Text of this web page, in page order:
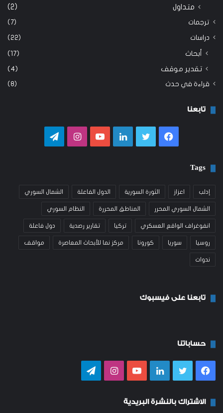
متداول
(2)
ترجمات (7)
دراسات (22)
أبحاث (17)
تقدير موقف (4)
قراءة في حدث (8)
تابعنا
فيسبوكتويتر لينكدإنيوتيوبانستقرامتيلقرام
Tags
إدلب اعزاز الثورة السورية الدول الفاعلة الشمال السوري
الشمال السوري المحرر المناطق المحررة النظام السوري
انفوغراف الواقع العسكري تركيا تقارير رصدية دول فاعلة
روسيا سوريا كورونا مركز نما للأبحاث المعاصرة مواقف
ندوات
تابعنا على فيسبوك
حساباتنا
فيسبوكتويتر لينكدإنيوتيوبانستقرامتيلقرام
الاشتراك بالنشرة البريدية